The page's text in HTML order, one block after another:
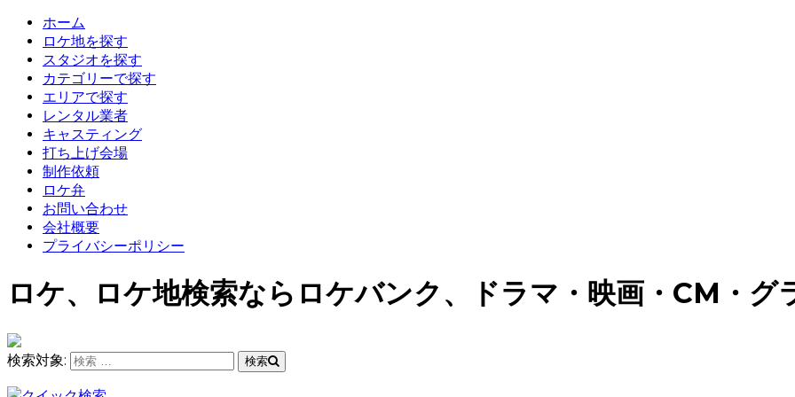
ホーム
ロケ地を探す
スタジオを探す
カテゴリーで探す
エリアで探す
レンタル業者
キャスティング
打ち上げ会場
制作依頼
ロケ弁
お問い合わせ
会社概要
プライバシーポリシー
ロケ、ロケ地検索ならロケバンク、ドラマ・映画・CM・グ
検索対象: 検索